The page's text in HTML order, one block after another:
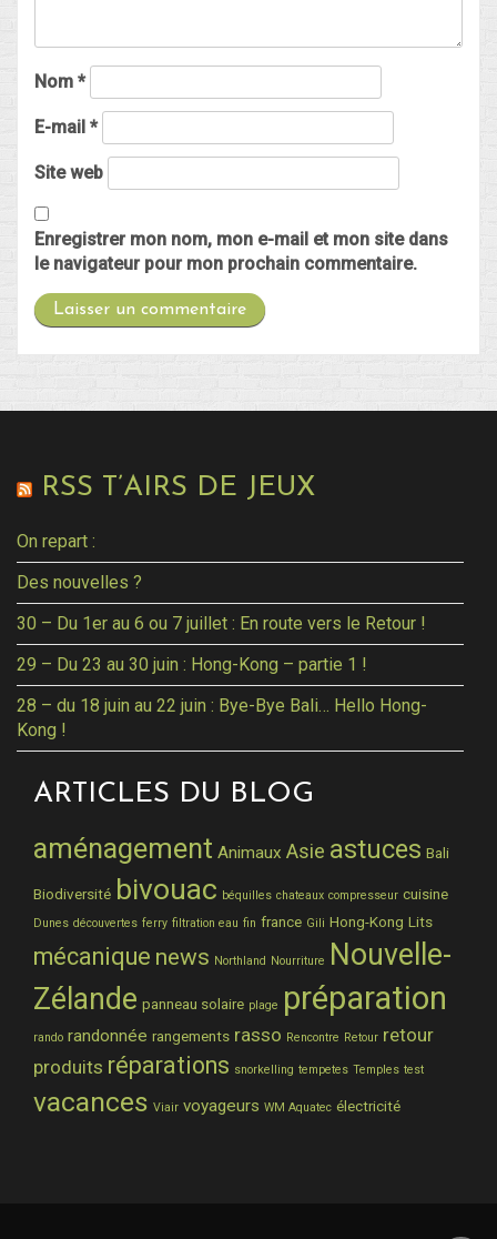
Nom *
E-mail *
Site web
Enregistrer mon nom, mon e-mail et mon site dans
le navigateur pour mon prochain commentaire.
RSS T’AIRS DE JEUX
On repart :
Des nouvelles ?
30 – Du 1er au 6 ou 7 juillet : En route vers le Retour !
29 – Du 23 au 30 juin : Hong-Kong – partie 1 !
28 – du 18 juin au 22 juin : Bye-Bye Bali… Hello Hong-
Kong !
ARTICLES DU BLOG
aménagement Animaux Asie astuces Bali
Biodiversité bivouac béquilles chateaux compresseur cuisine
Dunes découvertes ferry filtration eau fin france Gili Hong-Kong Lits
mécanique news Northland Nourriture Nouvelle-
Zélande panneau solaire plage préparation
rando randonnée rangements rasso Rencontre Retour retour
produits réparations snorkelling tempetes Temples test
vacances Viair voyageurs WM Aquatec électricité